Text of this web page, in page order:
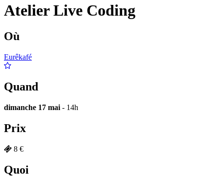
Atelier Live Coding
Où
Eurêkafé
Quand
dimanche 17 mai - 14h
Prix
8 €
Quoi